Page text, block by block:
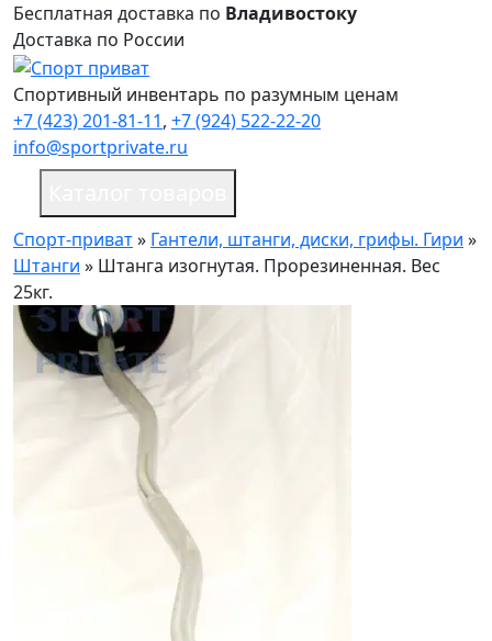
Бесплатная доставка по Владивостоку
Доставка по России
Спортивный инвентарь по разумным ценам
+7 (423) 201-81-11, +7 (924) 522-22-20
info@sportprivate.ru
Спорт-приват» Гантели, штанги, диски, грифы. Гири »
Штанги » Штанга изогнутая. Прорезиненная. Вес
25кг.